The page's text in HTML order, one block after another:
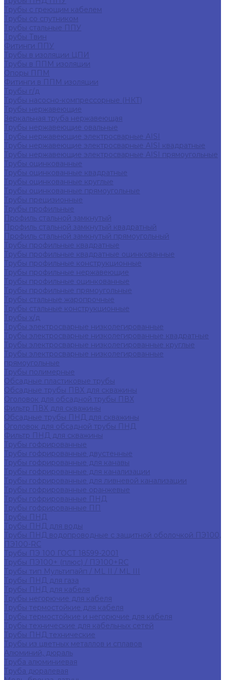
Трубы с греющим кабелем
Трубы со спутником
Трубы стальные ППУ
Трубы Твин
Фитинги ППУ
Трубы в изоляции ЦПИ
Трубы в ППМ изоляции
Опоры ППМ
Фитинги в ППМ изоляции
Трубы г/д
Трубы насосно-компрессорные (НКТ)
Трубы нержавеющие
Зеркальная труба нержавеющая
Трубы нержавеющие овальные
Трубы нержавеющие электросварные AISI
Трубы нержавеющие электросварные AISI квадратные
Трубы нержавеющие электросварные AISI прямоугольные
Трубы оцинкованные
Трубы оцинкованные квадратные
Трубы оцинкованные круглые
Трубы оцинкованные прямоугольные
Трубы прецизионные
Трубы профильные
Профиль стальной замкнутый
Профиль стальной замкнутый квадратный
Профиль стальной замкнутый прямоугольный
Трубы профильные квадратные
Трубы профильные квадратные оцинкованные
Трубы профильные конструкционные
Трубы профильные нержавеющие
Трубы профильные оцинкованные
Трубы профильные прямоугольные
Трубы стальные жаропрочные
Трубы стальные конструкционные
Трубы х/д
Трубы электросварные низколегированные
Трубы электросварные низколегированные квадратные
Трубы электросварные низколегированные круглые
Трубы электросварные низколегированные
прямоугольные
Трубы полимерные
Обсадные пластиковые трубы
Обсадные трубы ПВХ для скважины
Оголовок для обсадной трубы ПВХ
Фильтр ПВХ для скважины
Обсадные трубы ПНД для скважины
Оголовок для обсадной трубы ПНД
Фильтр ПНД для скважины
Трубы гофрированные
Трубы гофрированные двустенные
Трубы гофрированные для канавы
Трубы гофрированные для канализации
Трубы гофрированные для ливневой канализации
Трубы гофрированные оранжевые
Трубы гофрированные ПНД
Трубы гофрированные ПП
Трубы ПНД
Трубы ПНД для воды
Трубы ПНД водопроводные с защитной оболочкой ПЭ100,
ПЭ100-RC
Трубы ПЭ 100 ГОСТ 18599-2001
Трубы ПЭ100+ (плюс) / ПЭ100+RC
Трубы тип Мультипайп / ML II / ML III
Трубы ПНД для газа
Трубы ПНД для кабеля
Трубы негорючие для кабеля
Трубы термостойкие для кабеля
Трубы термостойкие и негорючие для кабеля
Трубы технические для кабельных сетей
Трубы ПНД технические
Трубы из цветных металлов и сплавов
Алюминий, дюраль
Труба алюминиевая
Труба дюралевая